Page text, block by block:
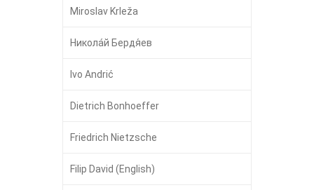
Miroslav Krleža
Никола́й Бердя́ев
Ivo Andrić
Dietrich Bonhoeffer
Friedrich Nietzsche
Filip David (English)